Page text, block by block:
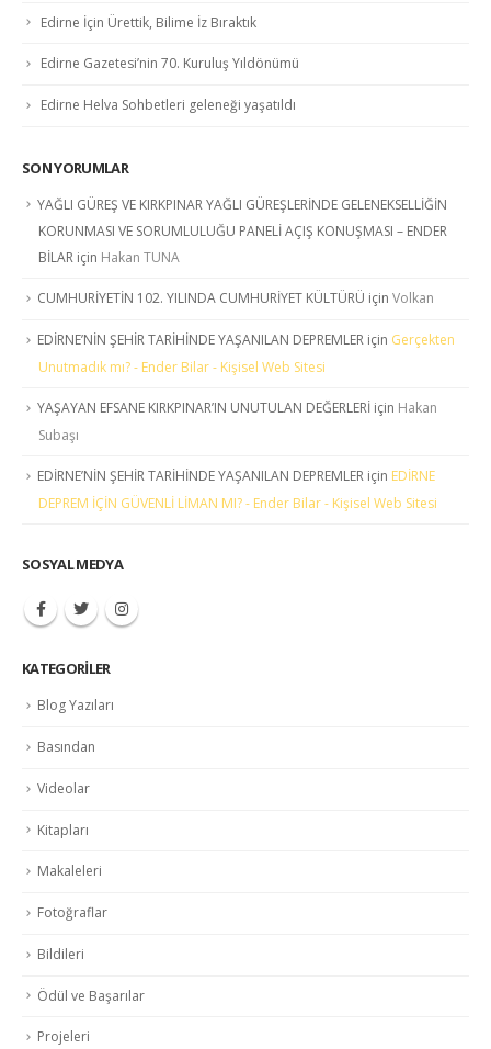
Edirne İçin Ürettik, Bilime İz Bıraktık
Edirne Gazetesi’nin 70. Kuruluş Yıldönümü
Edirne Helva Sohbetleri geleneği yaşatıldı
SON YORUMLAR
YAĞLI GÜREŞ VE KIRKPINAR YAĞLI GÜREŞLERİNDE GELENEKSELLİĞİN
KORUNMASI VE SORUMLULUĞU PANELİ AÇIŞ KONUŞMASI – ENDER
BİLAR için Hakan TUNA
CUMHURİYETİN 102. YILINDA CUMHURİYET KÜLTÜRÜ için Volkan
EDİRNE’NİN ŞEHİR TARİHİNDE YAŞANILAN DEPREMLER için Gerçekten
Unutmadık mı? - Ender Bilar - Kişisel Web Sitesi
YAŞAYAN EFSANE KIRKPINAR’IN UNUTULAN DEĞERLERİ için Hakan
Subaşı
EDİRNE’NİN ŞEHİR TARİHİNDE YAŞANILAN DEPREMLER için EDİRNE
DEPREM İÇİN GÜVENLİ LİMAN MI? - Ender Bilar - Kişisel Web Sitesi
SOSYAL MEDYA
KATEGORILER
Blog Yazıları
Basından
Videolar
Kitapları
Makaleleri
Fotoğraflar
Bildileri
Ödül ve Başarılar
Projeleri